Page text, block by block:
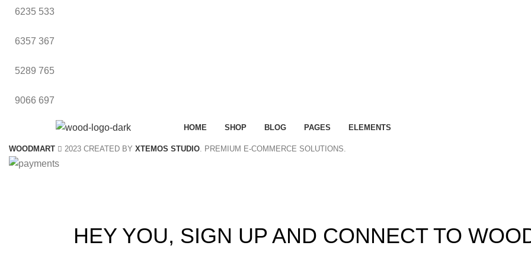
6235 533
6357 367
5289 765
9066 697
HOME SHOP BLOG PAGES ELEMENTS
WOODMART 2023 CREATED BY XTEMOS STUDIO. PREMIUM E-COMMERCE SOLUTIONS.
HEY YOU, SIGN UP AND CONNECT TO